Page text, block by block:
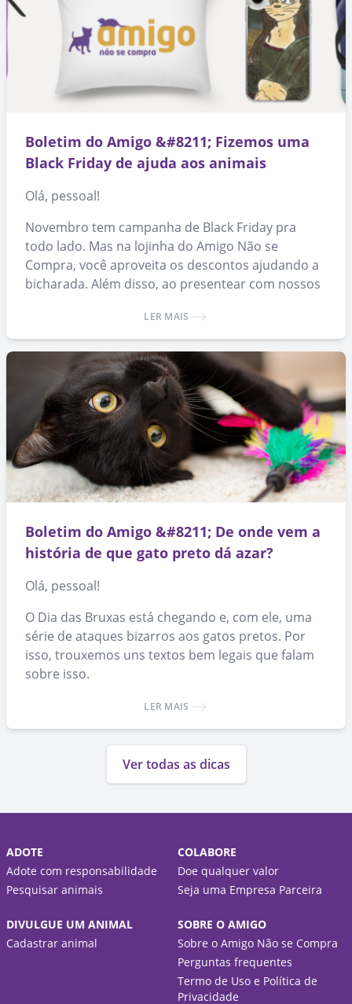
Boletim do Amigo &#8211; Fizemos uma
Black Friday de ajuda aos animais
Olá, pessoal!
Novembro tem campanha de Black Friday pra
todo lado. Mas na lojinha do Amigo Não se
Compra, você aproveita os descontos ajudando a
bicharada. Além disso, ao presentear com nossos
adoção de animais. 🙂LER MAIS
Boletim do Amigo &#8211; De onde vem a
história de que gato preto dá azar?
Olá, pessoal!
O Dia das Bruxas está chegando e, com ele, uma
série de ataques bizarros aos gatos pretos. Por
isso, trouxemos uns textos bem legais que falam
sobre isso.
LER MAIS
Ver todas as dicas
ADOTE
Adote com responsabilidade
Pesquisar animais
COLABORE
Doe qualquer valor
Seja uma Empresa Parceira
DIVULGUE UM ANIMAL
Cadastrar animal
SOBRE O AMIGO
Sobre o Amigo Não se Compra
Perguntas frequentes
Termo de Uso e Política de
Privacidade